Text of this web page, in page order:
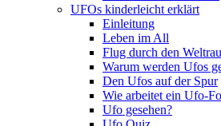
UFOs kinderleicht erklärt
Einleitung
Leben im All
Flug durch den
Warum werden Ufos
Den Ufos auf der Spur
Wie arbeitet ein Ufo-
Ufo gesehen?